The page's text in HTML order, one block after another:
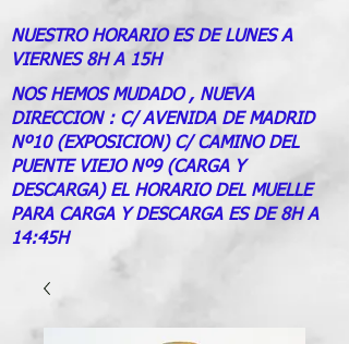
NUESTRO HORARIO ES DE LUNES A
VIERNES 8H A 15H
NOS HEMOS MUDADO , NUEVA
DIRECCION : C/ AVENIDA DE MADRID
Nº10 (EXPOSICION) C/ CAMINO DEL
PUENTE VIEJO Nº9 (CARGA Y
DESCARGA) EL HORARIO DEL MUELLE
PARA CARGA Y DESCARGA ES DE 8H A
14:45H